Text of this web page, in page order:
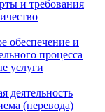
и требования
обеспечение и
процесса
услуги
деятельность
(перевода)